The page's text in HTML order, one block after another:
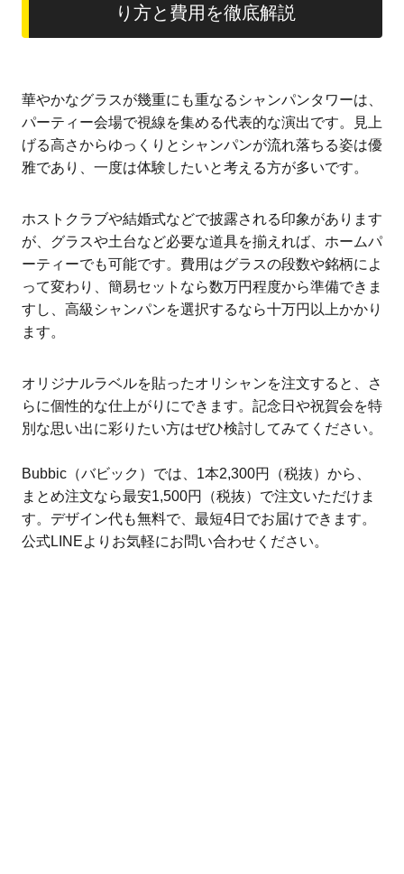
り方と費用を徹底解説
華やかなグラスが幾重にも重なるシャンパンタワーは、
パーティー会場で視線を集める代表的な演出です。見上
げる高さからゆっくりとシャンパンが流れ落ちる姿は優
雅であり、一度は体験したいと考える方が多いです。
ホストクラブや結婚式などで披露される印象があります
が、グラスや土台など必要な道具を揃えれば、ホームパ
ーティーでも可能です。費用はグラスの段数や銘柄によ
って変わり、簡易セットなら数万円程度から準備できま
すし、高級シャンパンを選択するなら十万円以上かかり
ます。
オリジナルラベルを貼ったオリシャンを注文すると、さ
らに個性的な仕上がりにできます。記念日や祝賀会を特
別な思い出に彩りたい方はぜひ検討してみてください。
Bubbic（バビック）では、1本2,300円（税抜）から、
まとめ注文なら最安1,500円（税抜）で注文いただけま
す。デザイン代も無料で、最短4日でお届けできます。
公式LINEよりお気軽にお問い合わせください。